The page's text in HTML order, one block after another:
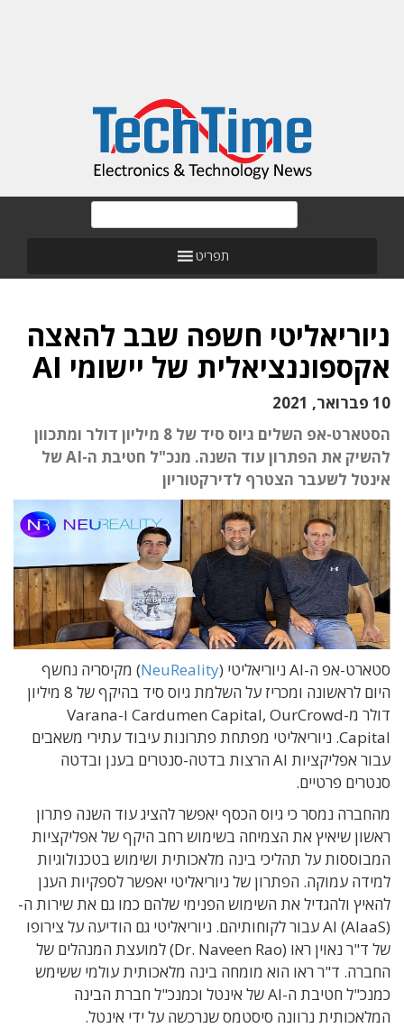
תפריט
ניוריאליטי חשפה שבב להאצה
אקספוננציאלית של יישומי AI
10 פברואר, 2021
הסטארט-אפ השלים גיוס סיד של 8 מיליון דולר ומתכוון
להשיק את הפתרון עוד השנה. מנכ"ל חטיבת ה-AI של
אינטל לשעבר הצטרף לדירקטוריון
סטארט-אפ ה-AI ניוריאליטי ( NeuReality) מקיסריה נחשף
היום לראשונה ומכריז על השלמת גיוס סיד בהיקף של 8 מיליון
דולר מ-Cardumen Capital, OurCrowd ו-Varana
Capital. ניוריאליטי מפתחת פתרונות עיבוד עתירי משאבים
עבור אפליקציות AI הרצות בדטה-סנטרים בענן ובדטה
סנטרים פרטיים.
מהחברה נמסר כי גיוס הכסף יאפשר להציג עוד השנה פתרון
ראשון שיאיץ את הצמיחה בשימוש רחב היקף של אפליקציות
המבוססות על תהליכי בינה מלאכותית ושימוש בטכנולוגיות
למידה עמוקה. הפתרון של ניוריאליטי יאפשר לספקיות הענן
להאיץ ולהגדיל את השימוש הפנימי שלהם כמו גם את שירות ה-
AI (AIaaS) עבור לקוחותיהם. ניוריאליטי גם הודיעה על צירופו
של ד"ר נאוין ראו (Dr. Naveen Rao) למועצת המנהלים של
החברה. ד"ר ראו הוא מומחה בינה מלאכותית עולמי ששימש
כמנכ"ל חטיבת ה-AI של אינטל וכמנכ"ל חברת הבינה
המלאכותית נרוונה סיסטמס שנרכשה על ידי אינטל.